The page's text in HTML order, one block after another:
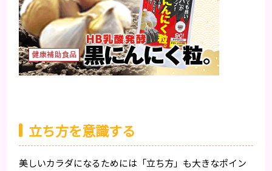
立ち方を意識する
美しいカラダになるためには「立ち方」も大きなポイン